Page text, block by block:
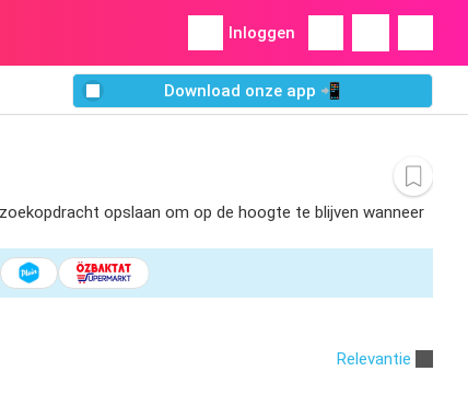
Inloggen
Download onze app 📲
opslaan om op de hoogte te blijven wanneer
Relevantie